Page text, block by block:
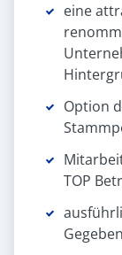
eine
Option
TOP